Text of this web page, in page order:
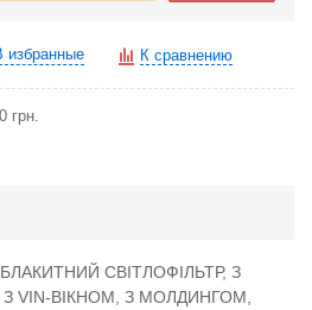
избранные К сравнению
грн.
СВІТЛОФІЛЬТР, З
VIN-ВІКНОМ, З МОЛДИНГОМ,